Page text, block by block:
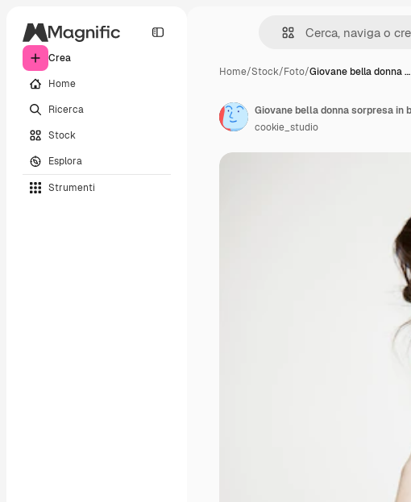
Crea
Home
Ricerca
Stock
Esplora
Strumenti
Home/Stock/Foto/Giovane bella donna …
cookie_studio